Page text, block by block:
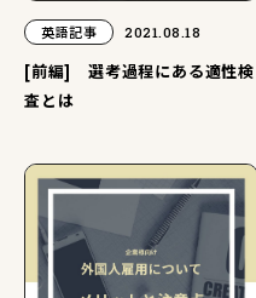
英語記事 2021.08.18
[前編] 選考過程にある適性検
査とは